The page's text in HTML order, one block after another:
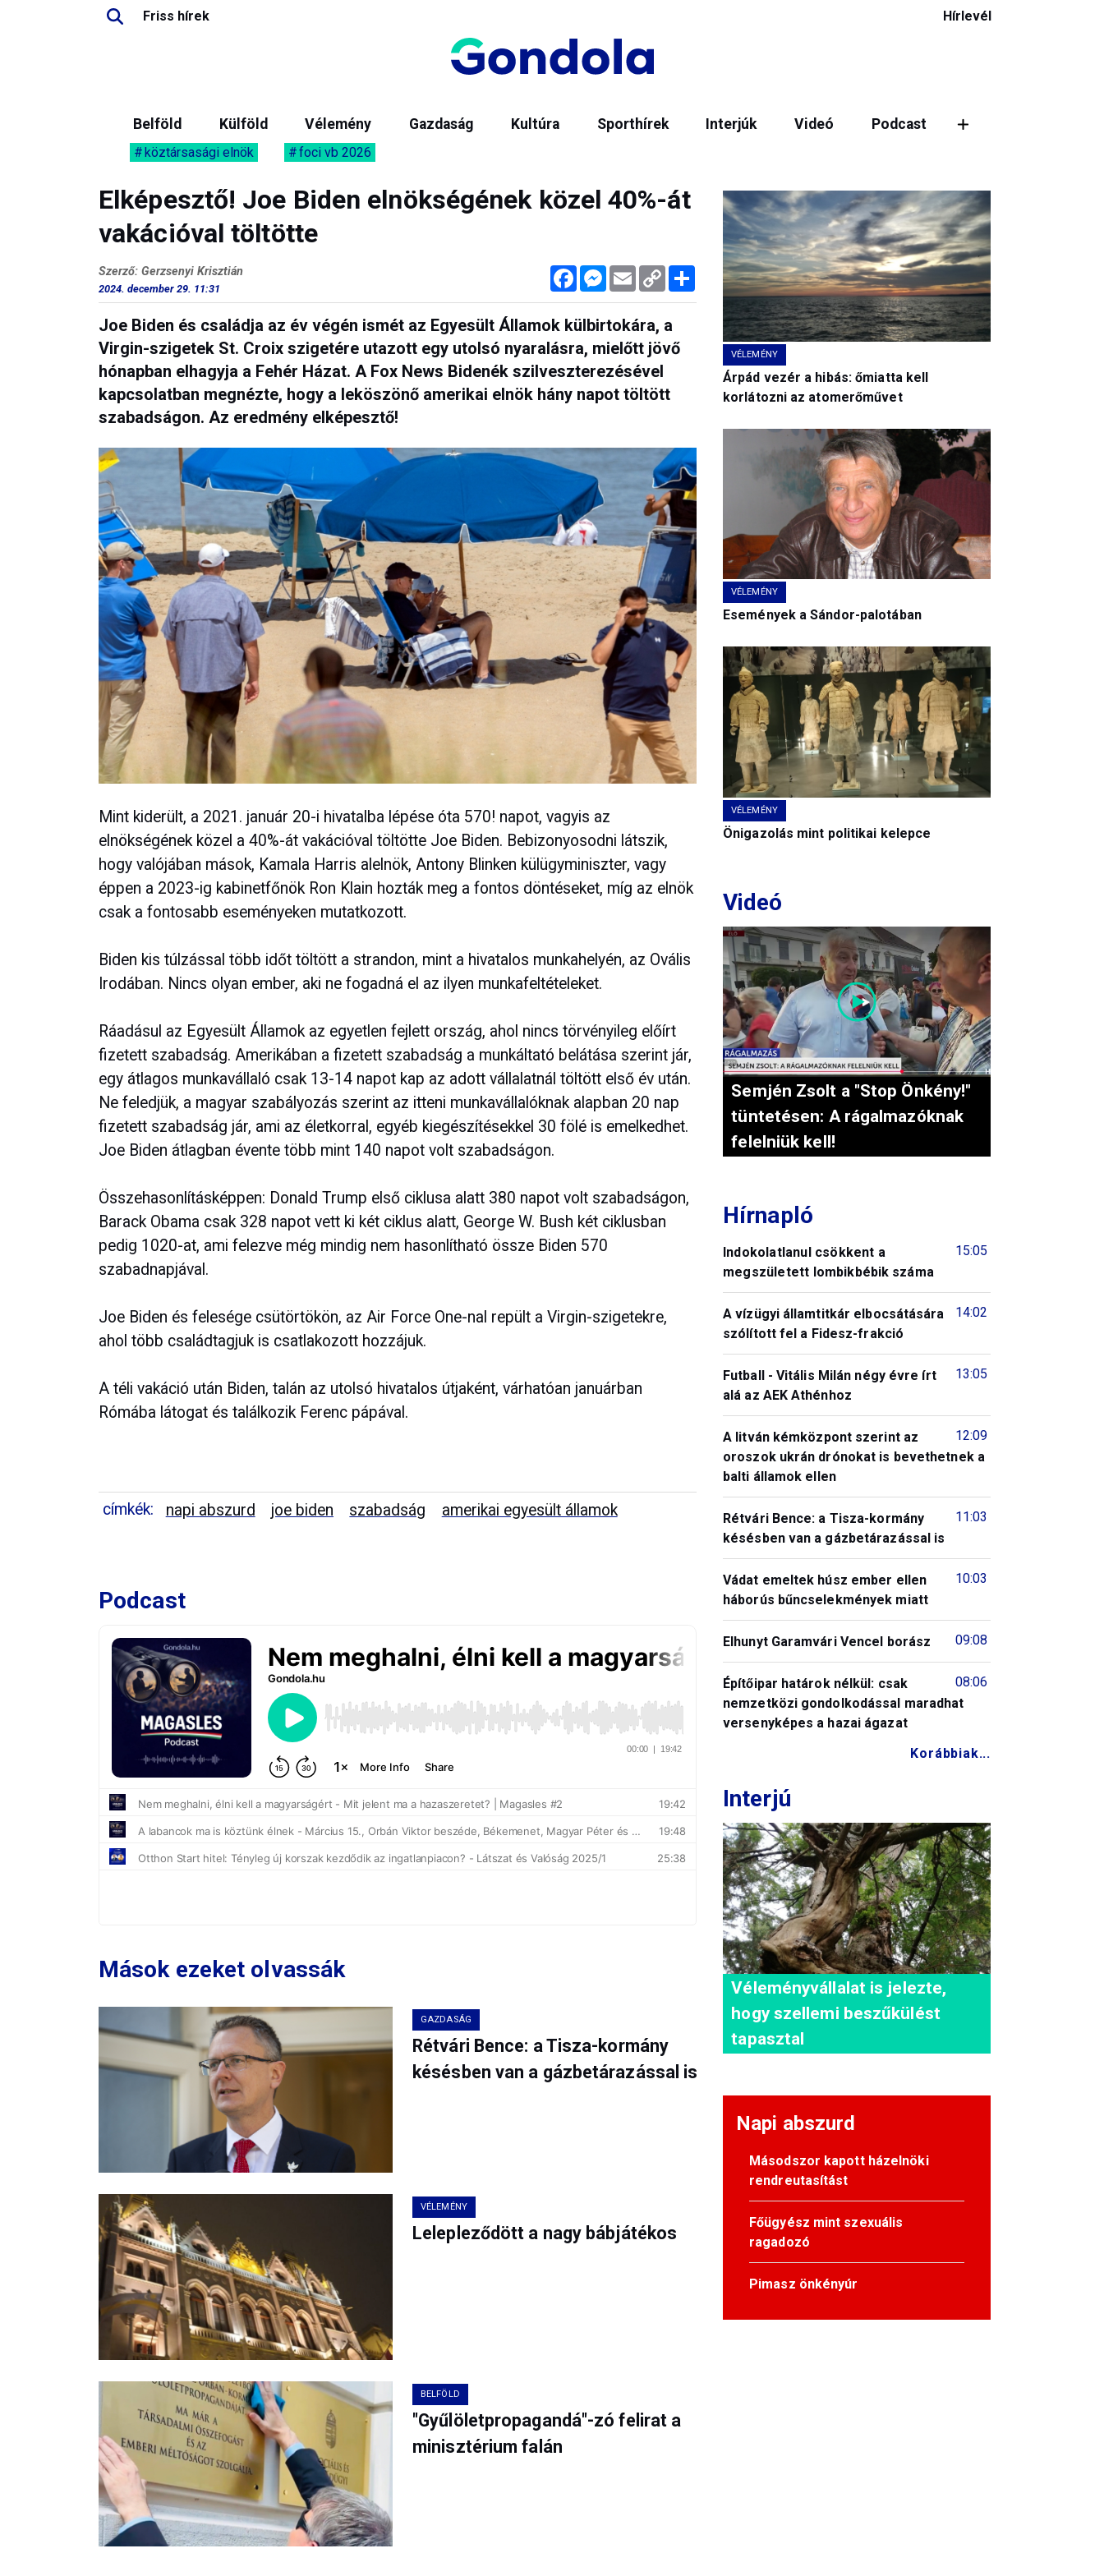
Friss hírek Hírlevél
Belföld Külföld Vélemény Gazdaság Kultúra Sporthírek Interjúk Videó Podcast
köztársasági elnök foci vb 2026
Elképesztő! Joe Biden elnökségének közel 40%-át
vakációval töltötte
FacebookMessenger
Email Copy
Link
Megosztás
Szerző: Gerzsenyi Krisztián
2024. december 29. 11:31
Joe Biden és családja az év végén ismét az Egyesült Államok külbirtokára, a
Virgin-szigetek St. Croix szigetére utazott egy utolsó nyaralásra, mielőtt jövő
hónapban elhagyja a Fehér Házat. A Fox News Bidenék szilveszterezésével
kapcsolatban megnézte, hogy a leköszönő amerikai elnök hány napot töltött
szabadságon. Az eredmény elképesztő!
Mint kiderült, a 2021. január 20-i hivatalba lépése óta 570! napot, vagyis az
elnökségének közel a 40%-át vakációval töltötte Joe Biden. Bebizonyosodni látszik,
hogy valójában mások, Kamala Harris alelnök, Antony Blinken külügyminiszter, vagy
éppen a 2023-ig kabinetfőnök Ron Klain hozták meg a fontos döntéseket, míg az elnök
csak a fontosabb eseményeken mutatkozott.
Biden kis túlzással több időt töltött a strandon, mint a hivatalos munkahelyén, az Ovális
Irodában. Nincs olyan ember, aki ne fogadná el az ilyen munkafeltételeket.
Ráadásul az Egyesült Államok az egyetlen fejlett ország, ahol nincs törvényileg előírt
fizetett szabadság. Amerikában a fizetett szabadság a munkáltató belátása szerint jár,
egy átlagos munkavállaló csak 13-14 napot kap az adott vállalatnál töltött első év után.
Ne feledjük, a magyar szabályozás szerint az itteni munkavállalóknak alapban 20 nap
fizetett szabadság jár, ami az életkorral, egyéb kiegészítésekkel 30 fölé is emelkedhet.
Joe Biden átlagban évente több mint 140 napot volt szabadságon.
Összehasonlításképpen: Donald Trump első ciklusa alatt 380 napot volt szabadságon,
Barack Obama csak 328 napot vett ki két ciklus alatt, George W. Bush két ciklusban
pedig 1020-at, ami felezve még mindig nem hasonlítható össze Biden 570
szabadnapjával.
Joe Biden és felesége csütörtökön, az Air Force One-nal repült a Virgin-szigetekre,
ahol több családtagjuk is csatlakozott hozzájuk.
A téli vakáció után Biden, talán az utolsó hivatalos útjaként, várhatóan januárban
Rómába látogat és találkozik Ferenc pápával.
címkék: napi abszurd joe biden szabadság amerikai egyesült államok
Podcast
Mások ezeket olvassák
GAZDASÁG
Rétvári Bence: a Tisza-kormány
késésben van a gázbetárazással is
VÉLEMÉNY
Lelepleződött a nagy bábjátékos
BELFÖLD
"Gyűlöletpropagandá"-zó felirat a
minisztérium falán
VÉLEMÉNY
Árpád vezér a hibás: őmiatta kell
korlátozni az atomerőművet
VÉLEMÉNY
Események a Sándor-palotában
VÉLEMÉNY
Önigazolás mint politikai kelepce
Videó
Semjén Zsolt a "Stop Önkény!"
tüntetésen: A rágalmazóknak
felelniük kell!
Hírnapló
15:05
Indokolatlanul csökkent a
megszületett lombikbébik száma
14:02
A vízügyi államtitkár elbocsátására
szólított fel a Fidesz-frakció
13:05
Futball - Vitális Milán négy évre írt
alá az AEK Athénhoz
12:09
A litván kémközpont szerint az
oroszok ukrán drónokat is bevethetnek a
balti államok ellen
11:03
Rétvári Bence: a Tisza-kormány
késésben van a gázbetárazással is
10:03
Vádat emeltek húsz ember ellen
háborús bűncselekmények miatt
09:08
Elhunyt Garamvári Vencel borász
08:06
Építőipar határok nélkül: csak
nemzetközi gondolkodással maradhat
versenyképes a hazai ágazat
Korábbiak...
Interjú
Véleményvállalat is jelezte,
hogy szellemi beszűkülést
tapasztal
Napi abszurd
Másodszor kapott házelnöki
rendreutasítást
Főügyész mint szexuális
ragadozó
Pimasz önkényúr